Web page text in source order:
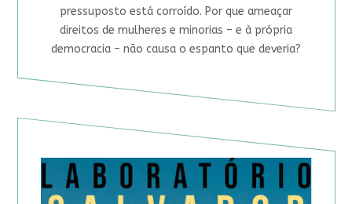
pressuposto está corroído. Por que ameaçar
direitos de mulheres e minorias – e à própria
democracia – não causa o espanto que deveria?